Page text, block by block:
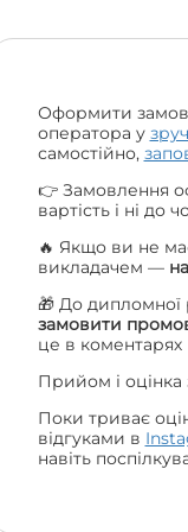
Велике
Оформити
оператора у
самостійно,
👉 Замовлення
вартість і ні до
🔥 Якщо ви не
викладачем —
🎁 До
замовити
це в коментарях
Прийом і
Поки триває
відгуками в
навіть